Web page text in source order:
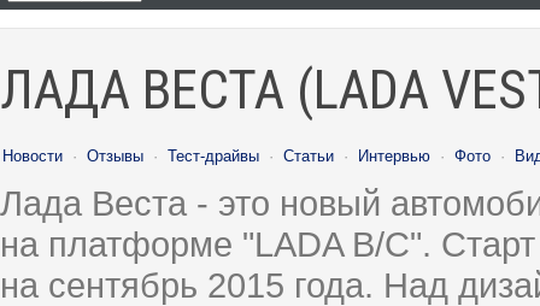
ЛАДА ВЕСТА (LADA
Новости · Отзывы · Тест-драйвы · Статьи · Интервью · Фото ·
Лада Веста - это новый
на платформе "LADA B/C".
на сентябрь 2015 года. Над